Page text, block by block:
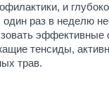
и
один раз в неделю
эффективные
тенсиды,
трав.